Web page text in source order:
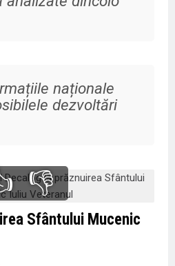
naționale
dezvoltări
👎
Sfântului Mucenic